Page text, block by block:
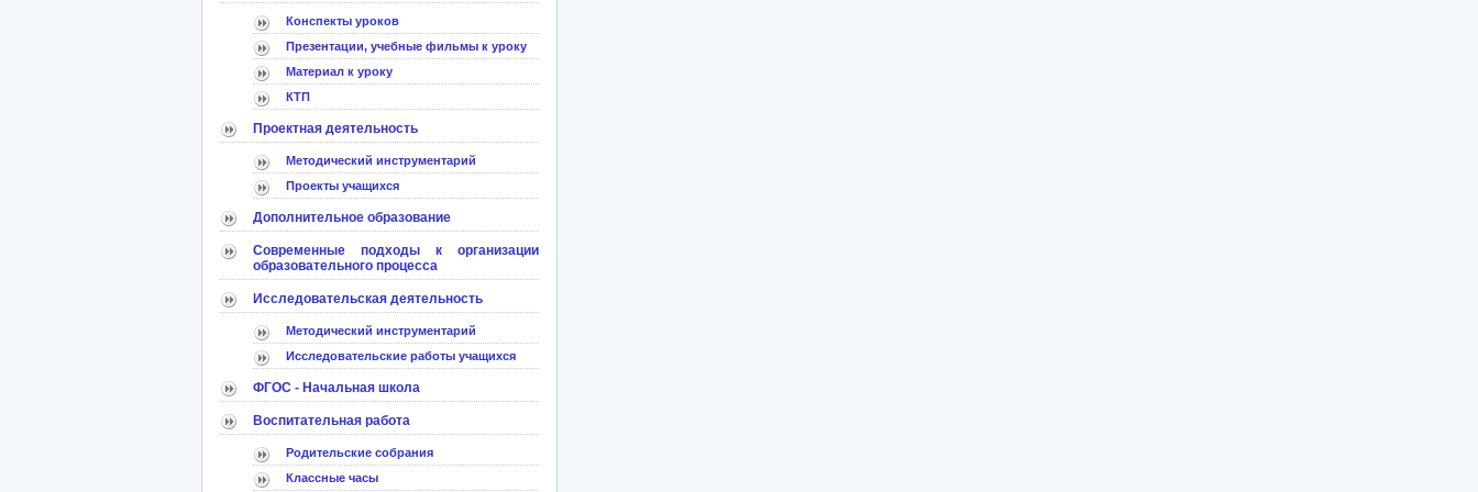
Конспекты уроков
Презентации, учебные фильмы к уроку
Материал к уроку
КТП
Проектная деятельность
Методический инструментарий
Проекты учащихся
Дополнительное образование
Современные подходы к организации
образовательного процесса
Исследовательская деятельность
Методический инструментарий
Исследовательские работы учащихся
ФГОС - Начальная школа
Воспитательная работа
Родительские собрания
Классные часы